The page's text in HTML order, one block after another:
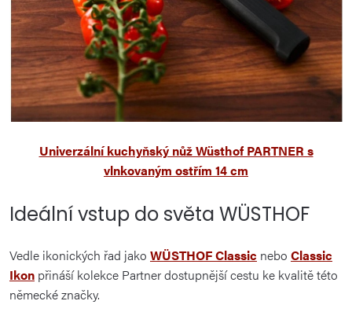
Univerzální kuchyňský nůž Wüsthof PARTNER s
vlnkovaným ostřím 14 cm
Ideální vstup do světa WÜSTHOF
Vedle ikonických řad jako WÜSTHOF Classic nebo Classic
Ikon přináší kolekce Partner dostupnější cestu ke kvalitě této
německé značky.